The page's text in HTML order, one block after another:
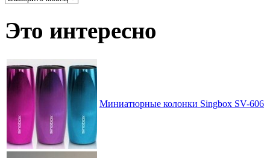
месяцам
Это интересно
Миниатюрные колонки Singbox SV-606